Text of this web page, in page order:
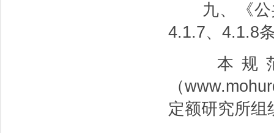
九、《公共
4.1.7、4.1.8
本规范
（
定额研究所组